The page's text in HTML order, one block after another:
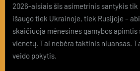
2026-aisiais šis asimetrinis santykis tik
išaugo tiek Ukrainoje, tiek Rusijoje –
skaičiuoja mėnesines gamybos
vienetų. Tai nebėra taktinis niuansas.
veido pokytis.